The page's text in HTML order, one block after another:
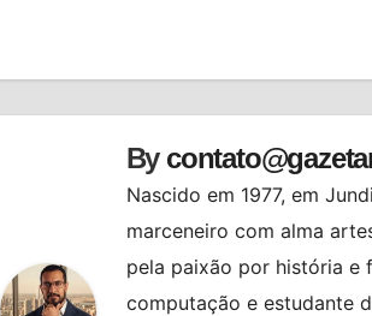
By
Nascido em 1977, em
marceneiro com alma
pela paixão por história e
computação e estudante